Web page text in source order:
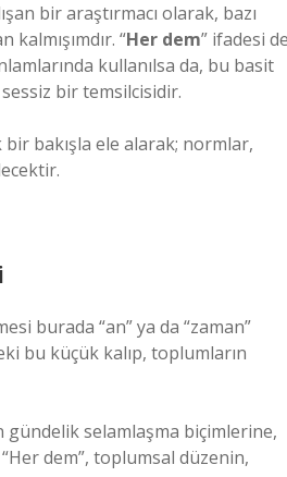
bir araştırmacı olarak, bazı
“Her dem” ifadesi
kullanılsa da, bu basit
bir temsilcisidir.
bakışla ele alarak; normlar,
burada “an” ya da “zaman”
bu küçük kalıp, toplumların
gündelik selamlaşma biçimlerine,
dem”, toplumsal düzenin,